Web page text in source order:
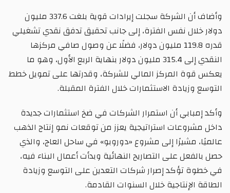
وأضاف أن الشركة سجلت إيرادات قوية بلغت 337.6 مليون
دولار خلال نفس الفترة، إلى جانب تحقيق تدفق نقدي تشغيلي
قدره 119.8 مليون دولار، فضلًا عن وصول صافي مركزها
النقدي إلى 315.4 مليون دولار بنهاية الربع الأول، وهو ما
يعكس قوة المركز المالي للشركة، وقدرتها على تمويل خطط
التوسع وزيادة الاستثمارات خلال الفترة المقبلة.
وأكد إمبابي أن استمرار الشركات في ضخ استثمارات جديدة
داخل مشروعات استراتيجية يعزز من توقعات نمو إنتاج الذهب
عالميًا، مشيرًا إلى مشروع «دوروبو» في ساحل العاج، والذي
حصل بالفعل على التصاريح النهائية وبدأت أعمال البناء فيه،
في خطوة تؤكد إصرار شركات التعدين على التوسع وزيادة
الطاقة الإنتاجية خلال السنوات القادمة.